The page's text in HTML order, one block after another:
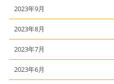
2023年9月
2023年8月
2023年7月
2023年6月